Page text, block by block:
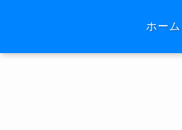
ホーム